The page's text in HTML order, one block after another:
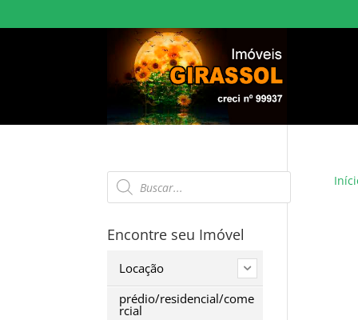
Pesquisar
produtos
Encontre seu Imóvel
Locação
prédio/residencial/come
rcial